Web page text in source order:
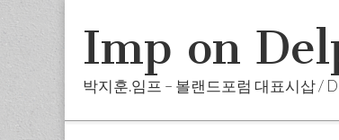
Imp on
박지훈.임프 – 볼랜드포럼 대표시삽 /